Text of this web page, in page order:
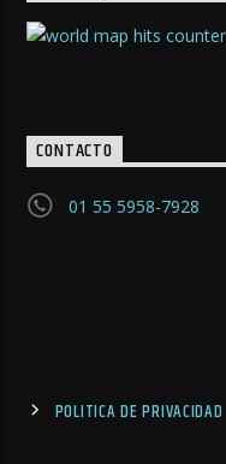
CONTACTO
01 55 5958-7928
POLITICA DE PRIVACIDAD